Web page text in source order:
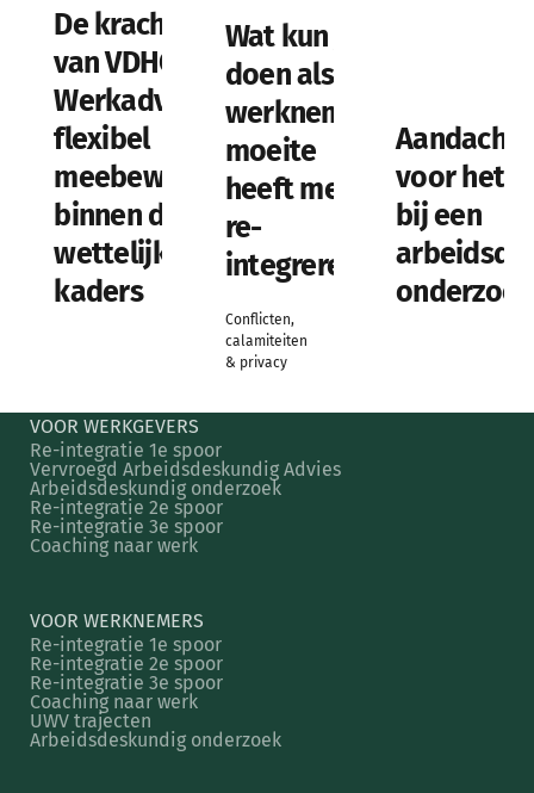
De kracht
van VDHC
Werkadvies:
flexibel
meebewegen
binnen de
wettelijke
kaders
Wat kun je
doen als je
werknemer
moeite
heeft met
re-
integreren?
Conflicten,
calamiteiten
& privacy
voor het
bij een
onderzoek
VOOR WERKGEVERS
Re-integratie 1e spoor
Vervroegd Arbeidsdeskundig Advies
Arbeidsdeskundig onderzoek
Re-integratie 2e spoor
Re-integratie 3e spoor
Coaching naar werk
VOOR WERKNEMERS
Re-integratie 1e spoor
Re-integratie 2e spoor
Re-integratie 3e spoor
Coaching naar werk
UWV trajecten
Arbeidsdeskundig onderzoek